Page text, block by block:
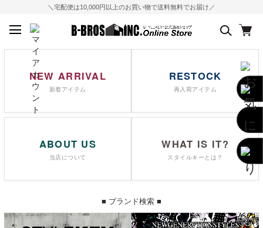
＼宅配便は10,000円以上のお買い物で送料無料でお届け／
NEW ARRIVAL
新着アイテム
RESTOCK
再入荷アイテム
ABOUT US
当店について
WHAT IS IT?
スタイルキーとは？
■ ブランド検索 ■